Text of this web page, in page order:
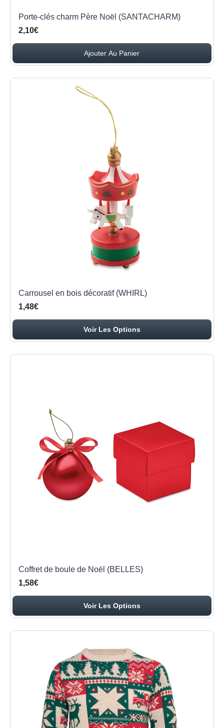
Porte-clés charm Père Noël (SANTACHARM)
2,10€
Ajouter Au Panier
Carrousel en bois décoratif (WHIRL)
1,48€
Voir Les Options
Coffret de boule de Noël (BELLES)
1,58€
Voir Les Options